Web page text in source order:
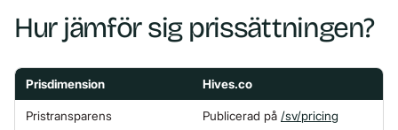
Hur jämför sig prissättningen?
Prisdimension Hives.co
Pristransparens Publicerad på /sv/pricing